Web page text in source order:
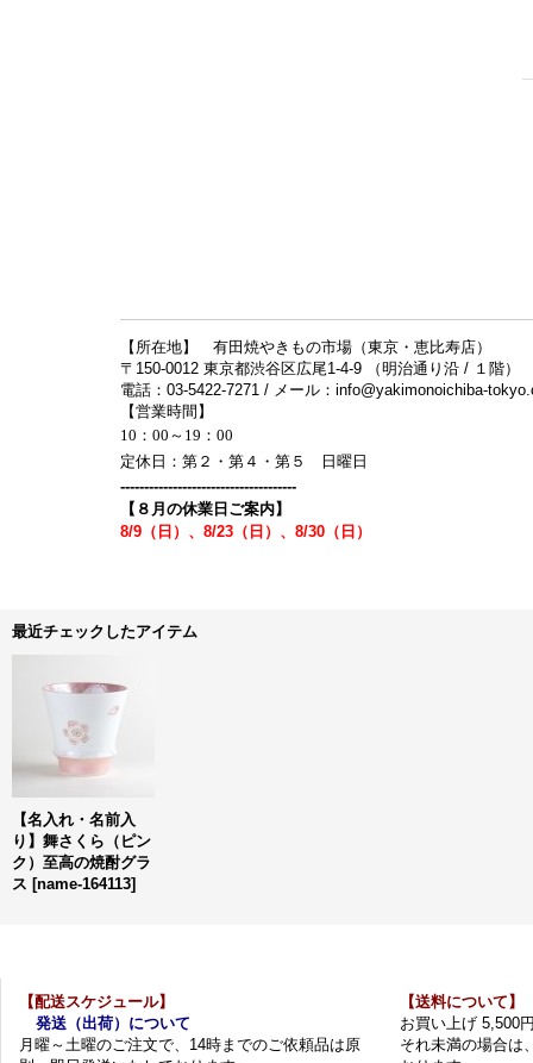
【所在地】 有田焼やきもの市場（東京・恵比寿店）
〒150-0012 東京都渋谷区広尾1-4-9 （明治通り沿 / １階）
電話：03-5422-7271 / メール：info@yakimonoichiba-
【営業時間】
10：00～19：00
定休日：第２・第４・第５ 日曜日
-------------------------------------
【８月の休業日ご案内】
8/9（日）、8/23（日）、8/30（日）
最近チェックしたアイテム
【名入れ・名前入
り】舞さくら（ピン
ク）至高の焼酎グラ
ス [name-164113]
【配送スケジュール】
発送（出荷）について
月曜～土曜のご注文で、14時までのご依頼品は原
【送料について】
お買い上げ 5,500
それ未満の場合は